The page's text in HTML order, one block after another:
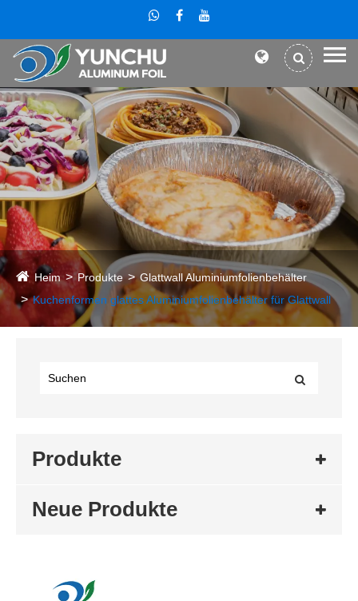
Heim Produkte
Glattwall Aluminiumfolienbehälter
Kuchenformen glattes Aluminiumfolienbehälter für Glattwall
Produkte
Neue Produkte